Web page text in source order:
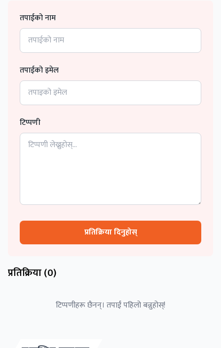
तपाईको नाम
तपाईको इमेल
टिप्पणी
प्रतिक्रिया दिनुहोस्
प्रतिक्रिया (0)
टिप्पणीहरू छैनन्। तपाईं पहिलो बन्नुहोस्!